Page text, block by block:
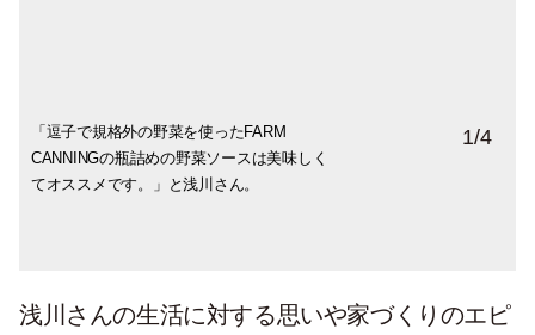
「逗子で規格外の野菜を使ったFARM
CANNINGの瓶詰めの野菜ソースは美味しく
てオススメです。」と浅川さん。
秋谷海岸近くでギャラリーショップ
KURAKURA storehouseを営む陶芸作家・白
倉恵美さんの天使のオブジェがステンドグ
カステラは食材にもこだわり九州かあ取り
寄せている玉子の味を存分に味わえます。
パッケージは温かみのある浅川さんの手書
帰宅後、自宅にてコーヒーのお供に頂いた
カステラ。しっとりとした食感に控えめの
甘さで玉子の美味しさが際立ちます。
1/4
浅川さんの生活に対する思いや家づくりのエピ